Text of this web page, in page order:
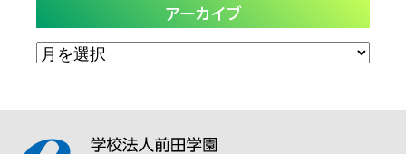
アーカイブ
ア
ブ